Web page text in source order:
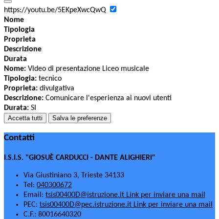
https://youtu.be/5EKpeXwcQwQ
Nome
Tipologia
Proprieta
Descrizione
Durata
Nome: Video di presentazione Liceo musicale
Tipologia: tecnico
Proprieta: divulgativa
Descrizione: Comunicare l'esperienza ai nuovi utenti
Durata: SI
Accetta tutti Salva le preferenze
Contatti
I.S.I.S. "GIOSUÈ CARDUCCI - DANTE ALIGHIERI"
Via Giustiniano 3, Trieste 34133
Tel: 040300672
Email: tsis00400D@istruzione.it Link per inviare una mail
PEC: tsis00400D@pec.istruzione.it Link per inviare una mail
C.F.: 80016640320